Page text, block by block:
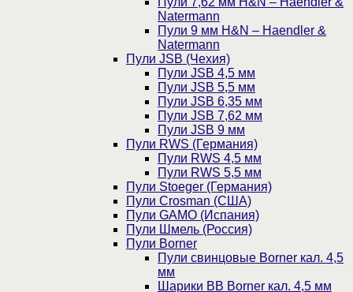
Natermann
Пули 9 мм H&N – Haendler &
Natermann
Пули JSB (Чехия)
Пули JSB 4,5 мм
Пули JSB 5,5 мм
Пули JSB 6,35 мм
Пули JSB 7,62 мм
Пули JSB 9 мм
Пули RWS (Германия)
Пули RWS 4,5 мм
Пули RWS 5,5 мм
Пули Stoeger (Германия)
Пули Crosman (США)
Пули GAMO (Испания)
Пули Шмель (Россия)
Пули Borner
Пули свинцовые Borner кал. 4,5
мм
Шарики BB Borner кал. 4,5 мм